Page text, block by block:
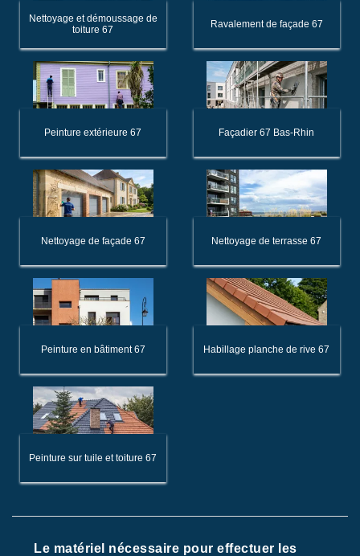
Nettoyage et démoussage de
toiture 67
Ravalement de façade 67
Peinture extérieure 67 Façadier 67 Bas-Rhin
Nettoyage de façade 67 Nettoyage de terrasse 67
Peinture en bâtiment 67 Habillage planche de rive 67
Peinture sur tuile et toiture 67
Le matériel nécessaire pour effectuer les